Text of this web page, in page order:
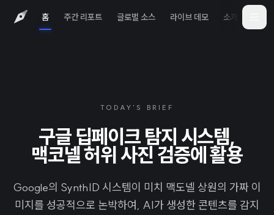
홈 주간 리포트 글로벌 소스 라이브 데모 소개
TODAY'S BRIEF
구글 딥페이크 탐지 시스템,
맥코넬 허위 사진 검증에 활용
Google의 SynthID 시스템이 미치 맥도넬 상원의 가짜 이
미지를 성공적으로 논박하여, AI가 생성한 콘텐츠를 감지